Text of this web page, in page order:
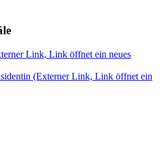
Link, Link öffnet ein neues
(Externer Link, Link öffnet ein